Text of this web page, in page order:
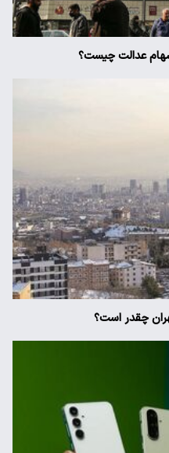
چقدر است؟